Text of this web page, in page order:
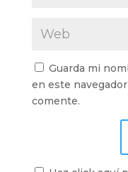
Guarda mi
en este
comente.